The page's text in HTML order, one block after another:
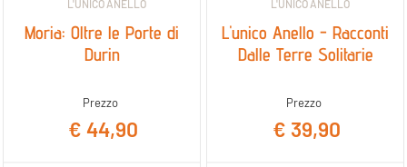
L'UNICO ANELLO
Moria: Oltre le Porte di
Durin
Prezzo
€ 44,90
L'UNICO ANELLO
L'unico Anello - Racconti
Dalle Terre Solitarie
Prezzo
€ 39,90